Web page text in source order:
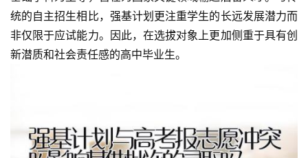
统的自主招生相比，强基计划更注重学生的长远发展潜力而
非仅限于应试能力。因此，在选拔对象上更加侧重于具有创
新潜质和社会责任感的高中毕业生。